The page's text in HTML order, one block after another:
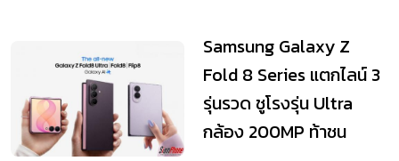
Samsung Galaxy Z
Fold 8 Series แตกไลน์ 3
รุ่นรวด ชูโรงรุ่น Ultra
กล้อง 200MP ท้าชน